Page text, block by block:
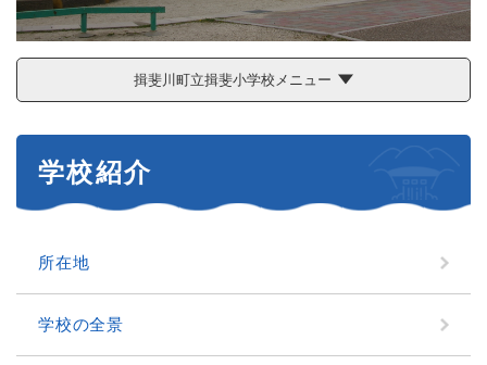
揖斐川町立揖斐小学校メニュー
学校紹介
所在地
学校の全景